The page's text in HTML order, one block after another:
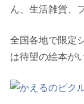
ん、生活雑貨、
全国各地で限定
は待望の絵本が